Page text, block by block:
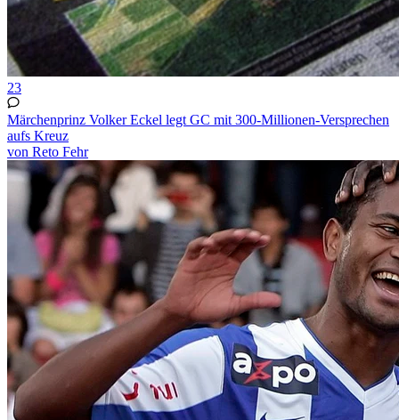
23
Märchenprinz Volker Eckel legt GC mit 300-Millionen-Versprechen
aufs Kreuz
von Reto Fehr